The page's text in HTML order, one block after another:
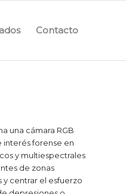
Contacto
una cámara RGB
interés forense en
y multiespectrales
de zonas
centrar el esfuerzo